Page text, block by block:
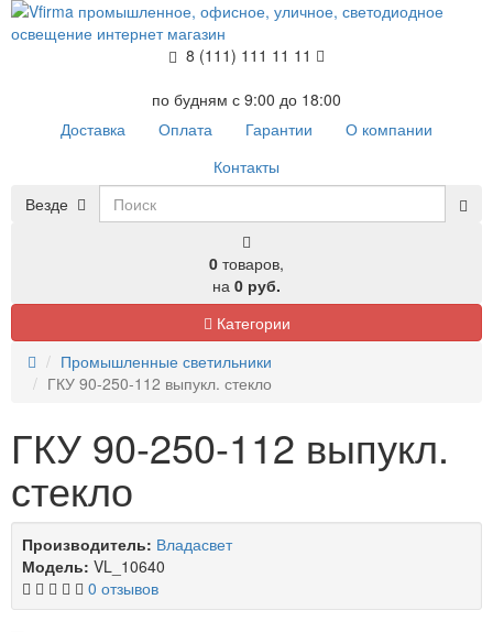
8 (111) 111 11 11
по будням с 9:00 до 18:00
Доставка
Оплата Гарантии
О компании
Контакты
Везде
0 товаров,
на 0 руб.
Категории
Промышленные светильники
ГКУ 90-250-112 выпукл. стекло
ГКУ 90-250-112 выпукл.
стекло
Производитель: Владасвет
Модель: VL_10640
0 отзывов